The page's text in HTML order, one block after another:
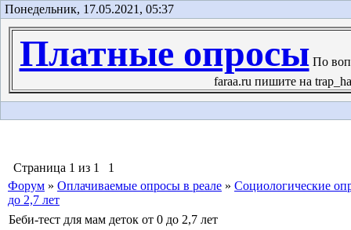
Понедельник, 17.05.2021, 05:37
Платные опросыПо
faraa.ru пишите на
Страница 1 из 1
1
Форум » Оплачиваемые опросы в реале » Социологические
до 2,7 лет
Беби-тест для мам деток от 0 до 2,7 лет